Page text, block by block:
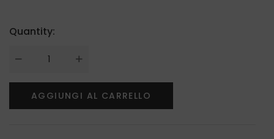
Quantity:
AGGIUNGI AL CARRELLO